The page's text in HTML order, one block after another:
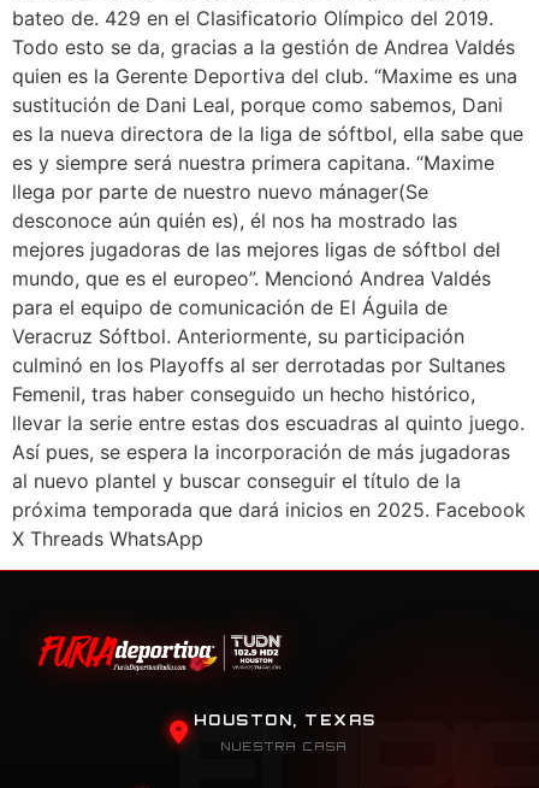
bateo de. 429 en el Clasificatorio Olímpico del 2019.
Todo esto se da, gracias a la gestión de Andrea Valdés
quien es la Gerente Deportiva del club. “Maxime es una
sustitución de Dani Leal, porque como sabemos, Dani
es la nueva directora de la liga de sóftbol, ella sabe que
es y siempre será nuestra primera capitana. “Maxime
llega por parte de nuestro nuevo mánager(Se
desconoce aún quién es), él nos ha mostrado las
mejores jugadoras de las mejores ligas de sóftbol del
mundo, que es el europeo”. Mencionó Andrea Valdés
para el equipo de comunicación de El Águila de
Veracruz Sóftbol. Anteriormente, su participación
culminó en los Playoffs al ser derrotadas por Sultanes
Femenil, tras haber conseguido un hecho histórico,
llevar la serie entre estas dos escuadras al quinto juego.
Así pues, se espera la incorporación de más jugadoras
al nuevo plantel y buscar conseguir el título de la
próxima temporada que dará inicios en 2025. Facebook
X Threads WhatsApp
HOUSTON, TEXAS
NUESTRA CASA